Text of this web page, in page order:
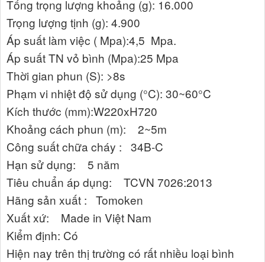
Tổng trọng lượng khoảng (g): 16.000
Trọng lượng tịnh (g): 4.900
Áp suất làm việc ( Mpa):4,5 Mpa.
Áp suất TN vỏ bình (Mpa):25 Mpa
Thời gian phun (S): >8s
Phạm vi nhiệt độ sử dụng (°C): 30~60°C
Kích thước (mm):W220xH720
Khoảng cách phun (m): 2~5m
Công suất chữa cháy : 34B-C
Hạn sử dụng: 5 năm
Tiêu chuẩn áp dụng: TCVN 7026:2013
Hãng sản xuất : Tomoken
Xuất xứ: Made in Việt Nam
Kiểm định: Có
Hiện nay trên thị trường có rất nhiều loại bình